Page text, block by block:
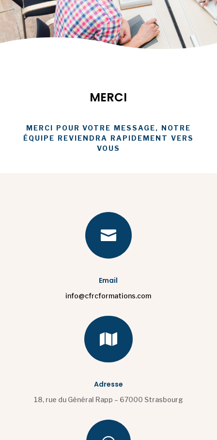
MERCI
MERCI POUR VOTRE MESSAGE, NOTRE
ÉQUIPE REVIENDRA RAPIDEMENT VERS
VOUS

Email
info@cfrcformations.com

Adresse
18, rue du Général Rapp – 67000 Strasbourg